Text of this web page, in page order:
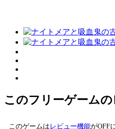
このフリーゲーム
このゲームは レビュー機能がOFF